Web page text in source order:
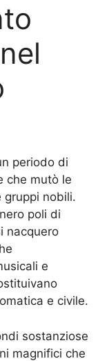
periodo di
che mutò le
nobili.
poli di
nacquero
e
e civile.
sostanziose
magnifici che